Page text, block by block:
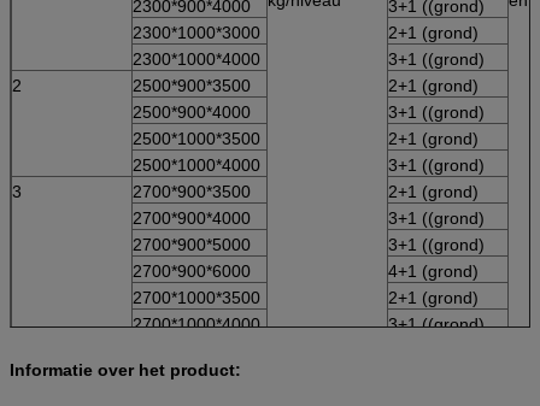
- Verkrijgbaar in verschillende
kleuren/specificaties/groottes
2300*900*4000
3+1 ((grond)
2300*1000*3000
2+1 (grond)
2300*1000*4000
3+1 ((grond)
2
2500*900*3500
2+1 (grond)
2500*900*4000
3+1 ((grond)
2500*1000*3500
2+1 (grond)
2500*1000*4000
3+1 ((grond)
3
2700*900*3500
2+1 (grond)
2700*900*4000
3+1 ((grond)
2700*900*5000
3+1 ((grond)
2700*900*6000
4+1 (grond)
2700*1000*3500
2+1 (grond)
2700*1000*4000
3+1 ((grond)
2700-
Informatie over het product: